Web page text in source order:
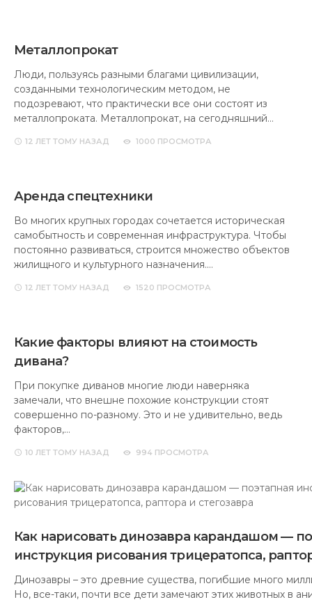
Металлопрокат
Люди, пользуясь разными благами цивилизации,
созданными технологическим методом, не
подозревают, что практически все они состоят из
металлопроката. Металлопрокат, на сегодняшний…
12 ЛЕТ ТОМУ НАЗАД 1000 ПРОСМОТРА
Аренда спецтехники
Во многих крупных городах сочетается историческая
самобытность и современная инфраструктура. Чтобы
постоянно развиваться, строится множество объектов
жилищного и культурного назначения.…
12 ЛЕТ ТОМУ НАЗАД 1520 ПРОСМОТРА
Какие факторы влияют на стоимость
дивана?
При покупке диванов многие люди наверняка
замечали, что внешне похожие конструкции стоят
совершенно по-разному. Это и не удивительно, ведь
факторов,…
10 ЛЕТ ТОМУ НАЗАД 994 ПРОСМОТРА
Как нарисовать динозавра карандашом —
инструкция рисования трицератопса,
Динозавры – это древние существа, погибшие много
Но, все-таки, почти все дети замечают этих животных в